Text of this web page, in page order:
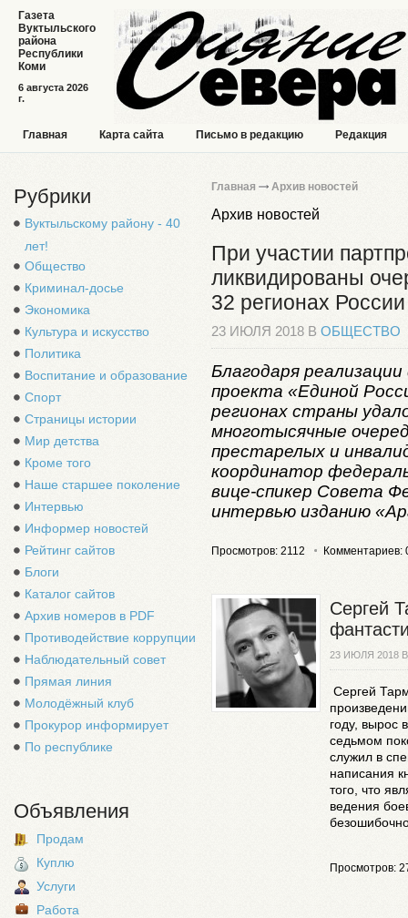
6 августа 2026
г.
Газета
Вуктыльского
района
Республики
Коми
Главная Карта сайта Письмо в редакцию Редакция
Рубрики
Вуктыльскому району - 40
лет!
Общество
Криминал-досье
Экономика
Культура и искусство
Политика
Воспитание и образование
Спорт
Страницы истории
Мир детства
Кроме того
Наше старшее поколение
Интервью
Информер новостей
Рейтинг сайтов
Блоги
Каталог сайтов
Архив номеров в PDF
Противодействие коррупции
Наблюдательный совет
Прямая линия
Молодёжный клуб
Прокурор информирует
По республике
Объявления
Продам
Куплю
Услуги
Работа
Главная Архив новостей
Архив новостей
При участии
ликвидированы
32 регионах России
23 ИЮЛЯ 2018 В ОБЩЕСТВО
Благодаря
проекта «Единой
регионах страны
многотысячные
престарелых и
координатор
вице-спикер Совета
интервью изданию
Просмотров: 2112 Комментариев:
Сергей
23 ИЮЛЯ 2018
Сергей
году, вырос
седьмом
служил в
написания
того, что
ведения
Просмотров: